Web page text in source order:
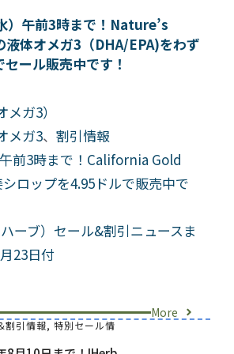
）午前3時まで！Nature’s
体オメガ3（DHA/EPA)をわず
ール販売中です！
ガ3）
メガ3、割引情報
前3時まで！California Gold
ロップを4.95ドルで販売中で
ーブ）セール&割引ニュースま
23日付
More
割引情報, 特別セール情